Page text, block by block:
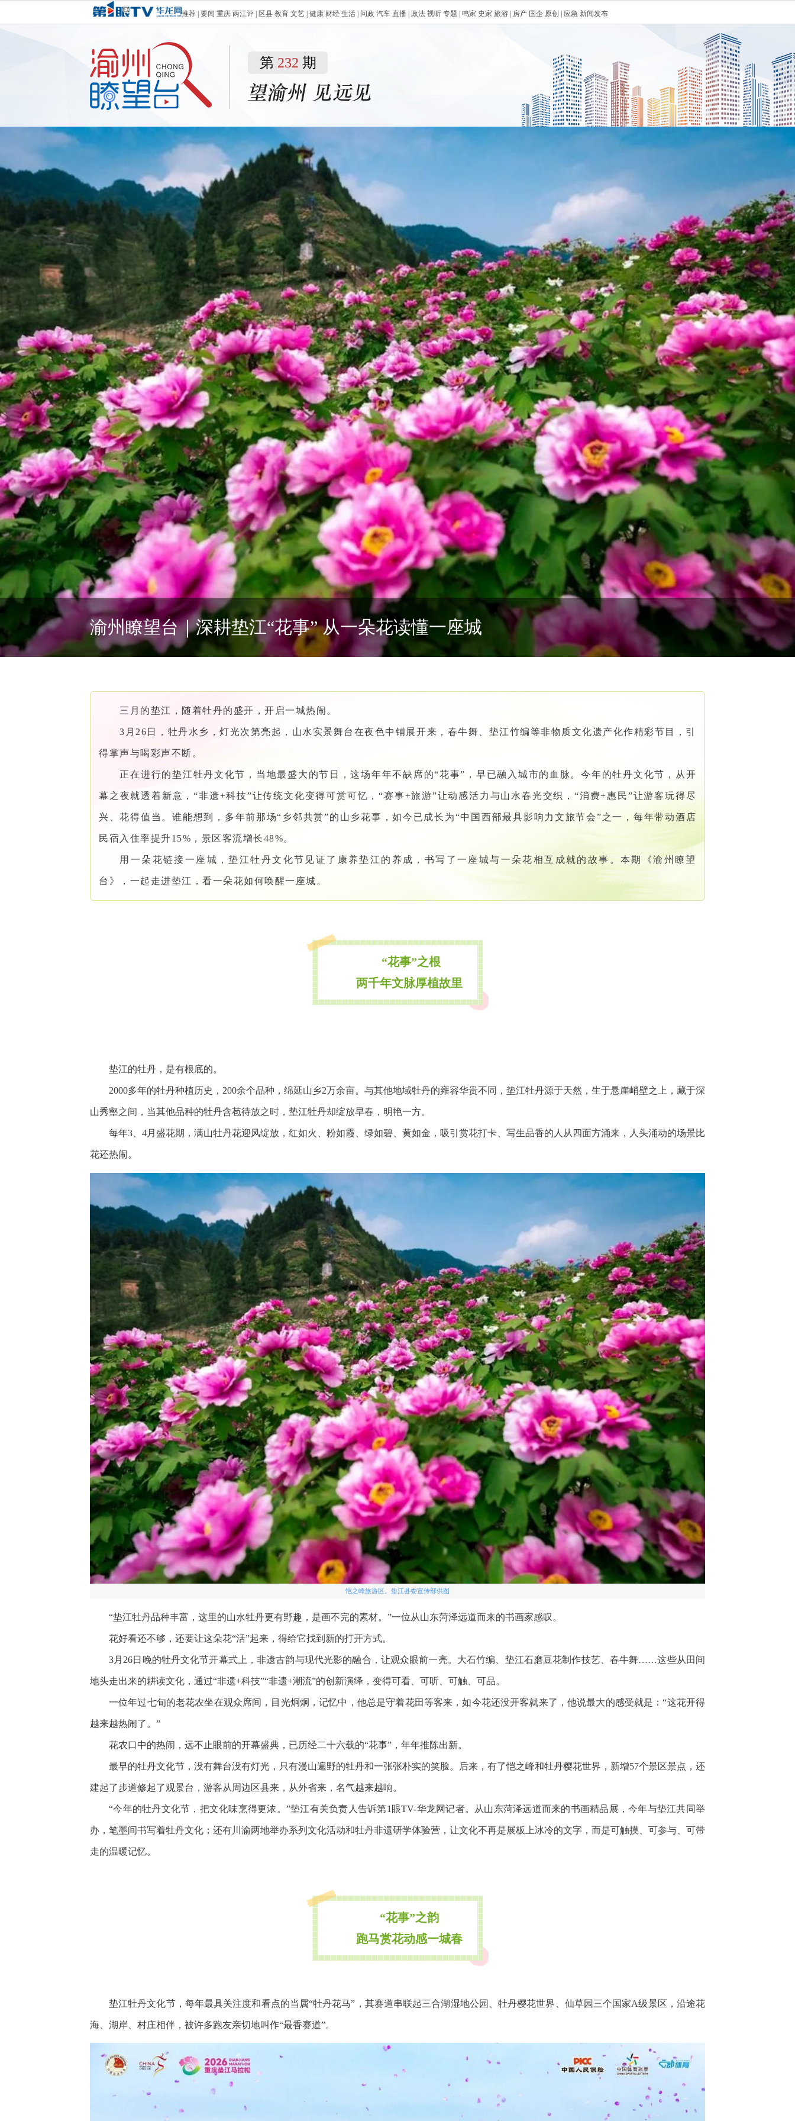
推荐 要闻 重庆 两江评 区县 教育 文艺 健康 财经 生活 问政 汽车 直播 政法 视听 专题 鸣家 史家 旅游 房产 国企 原创 应急 新闻发布
第 232 期
渝州瞭望台｜深耕垫江“花事” 从一朵花读懂一座城
三月的垫江，随着牡丹的盛开，开启一城热闹。
3月26日，牡丹水乡，灯光次第亮起，山水实景舞台在夜色中铺展开来，春牛舞、垫江竹编等非物质文化遗产化作精彩节目，引
得掌声与喝彩声不断。
正在进行的垫江牡丹文化节，当地最盛大的节日，这场年年不缺席的“花事”，早已融入城市的血脉。今年的牡丹文化节，从开
幕之夜就透着新意，“非遗+科技”让传统文化变得可赏可忆，“赛事+旅游”让动感活力与山水春光交织，“消费+惠民”让游客玩得尽
兴、花得值当。谁能想到，多年前那场“乡邻共赏”的山乡花事，如今已成长为“中国西部最具影响力文旅节会”之一，每年带动酒店
民宿入住率提升15%，景区客流增长48%。
用一朵花链接一座城，垫江牡丹文化节见证了康养垫江的养成，书写了一座城与一朵花相互成就的故事。本期《渝州瞭望
台》，一起走进垫江，看一朵花如何唤醒一座城。
“花事”之根
两千年文脉厚植故里
垫江的牡丹，是有根底的。
2000多年的牡丹种植历史，200余个品种，绵延山乡2万余亩。与其他地域牡丹的雍容华贵不同，垫江牡丹源于天然，生于悬崖峭壁之上，藏于深
山秀壑之间，当其他品种的牡丹含苞待放之时，垫江牡丹却绽放早春，明艳一方。
每年3、4月盛花期，满山牡丹花迎风绽放，红如火、粉如霞、绿如碧、黄如金，吸引赏花打卡、写生品香的人从四面方涌来，人头涌动的场景比
花还热闹。
恺之峰旅游区。垫江县委宣传部供图
“垫江牡丹品种丰富，这里的山水牡丹更有野趣，是画不完的素材。”一位从山东菏泽远道而来的书画家感叹。
花好看还不够，还要让这朵花“活”起来，得给它找到新的打开方式。
3月26日晚的牡丹文化节开幕式上，非遗古韵与现代光影的融合，让观众眼前一亮。大石竹编、垫江石磨豆花制作技艺、春牛舞……这些从田间
地头走出来的耕读文化，通过“非遗+科技”“非遗+潮流”的创新演绎，变得可看、可听、可触、可品。
一位年过七旬的老花农坐在观众席间，目光炯炯，记忆中，他总是守着花田等客来，如今花还没开客就来了，他说最大的感受就是：“这花开得
越来越热闹了。”
花农口中的热闹，远不止眼前的开幕盛典，已历经二十六载的“花事”，年年推陈出新。
最早的牡丹文化节，没有舞台没有灯光，只有漫山遍野的牡丹和一张张朴实的笑脸。后来，有了恺之峰和牡丹樱花世界，新增57个景区景点，还
建起了步道修起了观景台，游客从周边区县来，从外省来，名气越来越响。
“今年的牡丹文化节，把文化味烹得更浓。”垫江有关负责人告诉第1眼TV-华龙网记者。从山东菏泽远道而来的书画精品展，今年与垫江共同举
办，笔墨间书写着牡丹文化；还有川渝两地举办系列文化活动和牡丹非遗研学体验营，让文化不再是展板上冰冷的文字，而是可触摸、可参与、可带
走的温暖记忆。
“花事”之韵
跑马赏花动感一城春
垫江牡丹文化节，每年最具关注度和看点的当属“牡丹花马”，其赛道串联起三合湖湿地公园、牡丹樱花世界、仙草园三个国家A级景区，沿途花
海、湖岸、村庄相伴，被许多跑友亲切地叫作“最香赛道”。